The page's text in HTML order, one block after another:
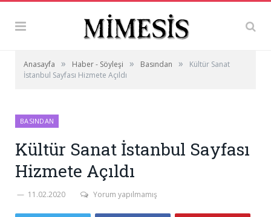
Anasayfa » Haber - Söyleşi » Basından »
Kültür Sanat
İstanbul Sayfası Hizmete Açıldı
BASINDAN
Kültür Sanat İstanbul Sayfası
Hizmete Açıldı
11.02.2020 Yorum yapılmamış